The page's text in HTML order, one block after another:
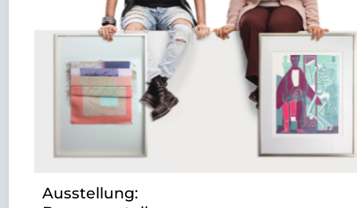
Ausstellung: